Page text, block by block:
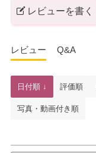
レビューを書く
レビュー Q&A
日付順 ↓ 評価順
写真・動画付き順